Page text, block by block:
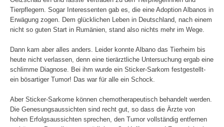
Tierpflegern. Sogar Interessenten gab es, die eine Adoption Albanos in
Erwägung zogen. Dem glücklichen Leben in Deutschland, nach einem
nicht so guten Start in Rumänien, stand also nichts mehr im Wege.
Dann kam aber alles anders. Leider konnte Albano das Tierheim bis
heute nicht verlassen, denn eine tierärztliche Untersuchung ergab eine
schlimme Diagnose. Bei ihm wurde ein Sticker-Sarkom festgestellt-
ein bösartiger Tumor! Das war für alle ein Schock.
Aber Sticker-Sarkome können chemotherapeutisch behandelt werden.
Die Genesungsaussichten sind recht gut, so dass die Ärzte von
hohen Erfolgsaussichten sprechen, den Tumor vollständig entfernen